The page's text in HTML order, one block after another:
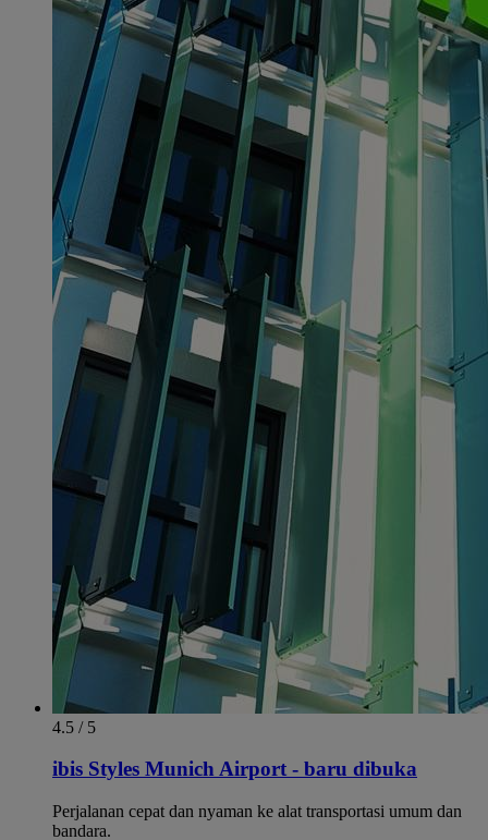
4.5 / 5
ibis Styles Munich Airport - baru dibuka
Perjalanan cepat dan nyaman ke alat transportasi umum dan
bandara.